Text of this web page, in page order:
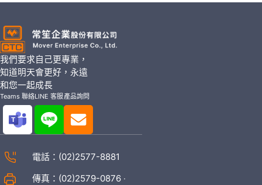
我們要求自己更專業，
知道明天會更好，永遠
和您一起成長
Teams 聯絡LINE 客服產品詢問
電話： (02)2577-8881
傳真：(02)2579-0876 ‧